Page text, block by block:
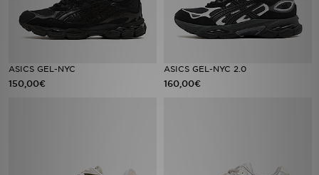
ASICS GEL-NYC
150,00€
ASICS GEL-NYC 2.0
160,00€